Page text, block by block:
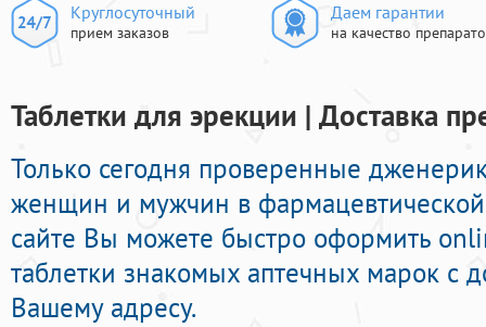
Круглосуточный
прием заказов
Даем гарантии
на качество
Таблетки для эрекции | Доставка
Только сегодня проверенные
женщин и мужчин в
сайте Вы можете быстро оформить
таблетки знакомых аптечных марок с
Вашему адресу.